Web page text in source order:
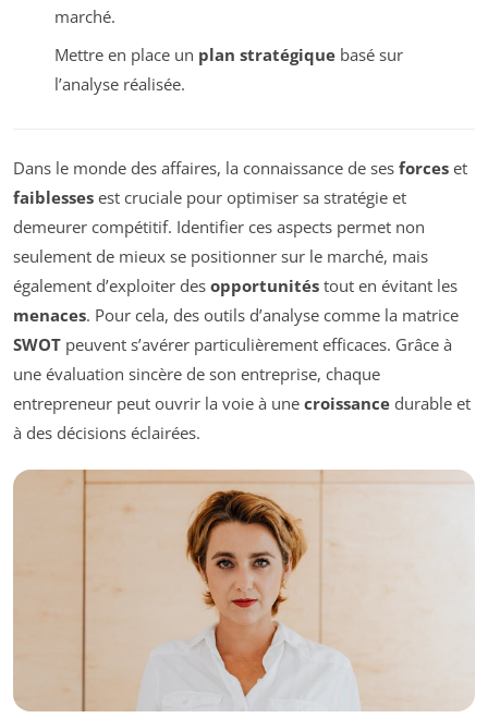
marché.
Mettre en place un plan stratégiquebasé sur
l’analyse réalisée.
Dans le monde des affaires, la connaissance de ses forces et
faiblesses est cruciale pour optimiser sa stratégie et
demeurer compétitif. Identifier ces aspects permet non
seulement de mieux se positionner sur le marché, mais
également d’exploiter des opportunités tout en évitant les
menaces. Pour cela, des outils d’analyse comme la matrice
SWOT peuvent s’avérer particulièrement efficaces. Grâce à
une évaluation sincère de son entreprise, chaque
entrepreneur peut ouvrir la voie à une croissance durable et
à des décisions éclairées.